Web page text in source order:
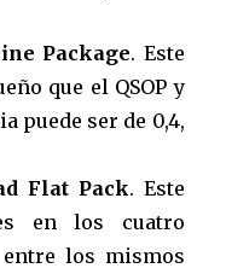
Package. Este
que el QSOP y
puede ser de 0,4,
Flat Pack. Este
en los cuatro
entre los mismos